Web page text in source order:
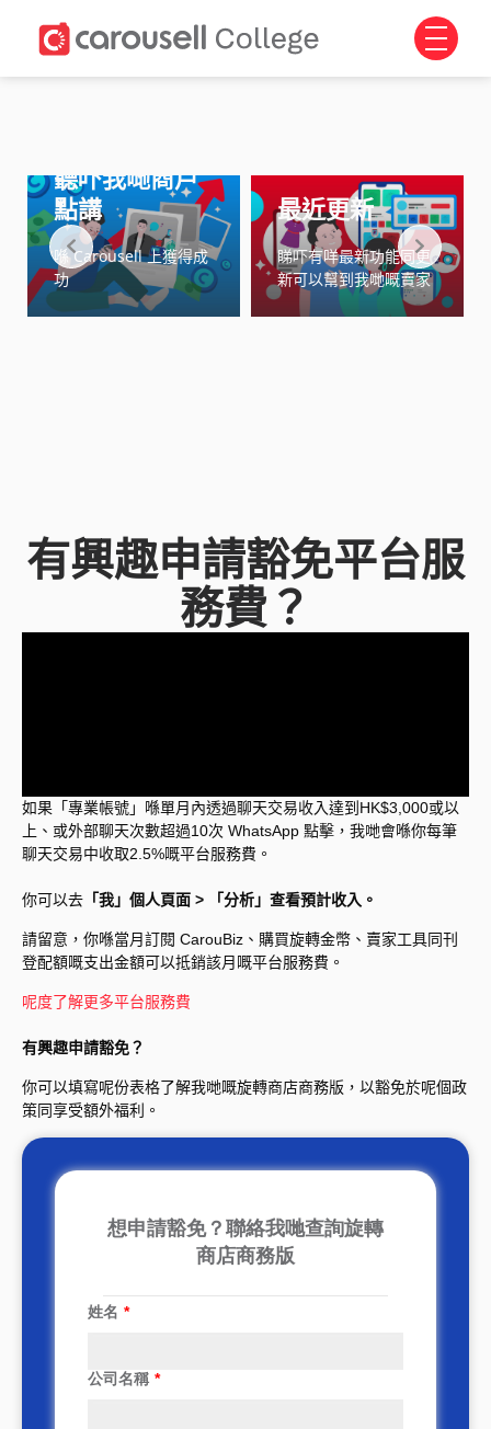
聽吓我哋商戶
點講
喺 Carousell 上獲得成
功
最近更新
睇吓有咩最新功能同更
新可以幫到我哋嘅賣家
有興趣申請豁免平台服
務費？
如果「專業帳號」喺單月內透過聊天交易收入達到HK$3,000或以
上、或外部聊天次數超過10次 WhatsApp 點擊，我哋會喺你每筆
聊天交易中收取2.5%嘅平台服務費。
你可以去 「我」個人頁面 > 「分析」查看預計收入。
請留意，你喺當月訂閱 CarouBiz、購買旋轉金幣、賣家工具同刊
登配額嘅支出金額可以抵銷該月嘅平台服務費。
呢度了解更多平台服務費
有興趣申請豁免？
你可以填寫呢份表格了解我哋嘅旋轉商店商務版，以豁免於呢個政
策同享受額外福利。